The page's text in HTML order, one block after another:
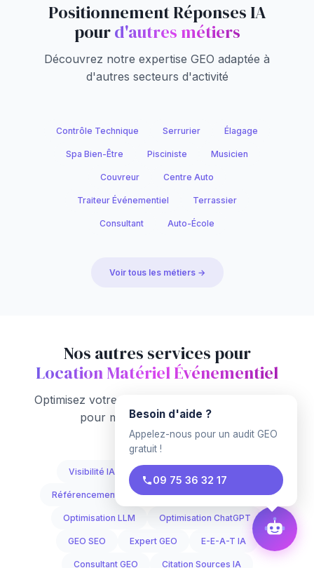
Positionnement Réponses IA
pourd'autres métiers
Découvrez notre expertise GEO adaptée à
d'autres secteurs d'activité
Contrôle Technique Serrurier Élagage
Spa Bien-Être Pisciniste Musicien
Couvreur Centre Auto
Traiteur Événementiel Terrassier
Consultant Auto-École
Voir tous les métiers →
Nos autres services pour
Location Matériel Événementiel
Optimisez votre visibilité IA sur tous les leviers
pour maximiser vos résultats
Visibilité IA Générative
Référencement GEO Optimisation Moteurs IA
Optimisation LLM Optimisation ChatGPT
GEO SEO Expert GEO E-E-A-T IA
Consultant GEO Citation Sources IA
Besoin d'aide ?
Appelez-nous pour un audit GEO
gratuit !
09 75 36 32 17